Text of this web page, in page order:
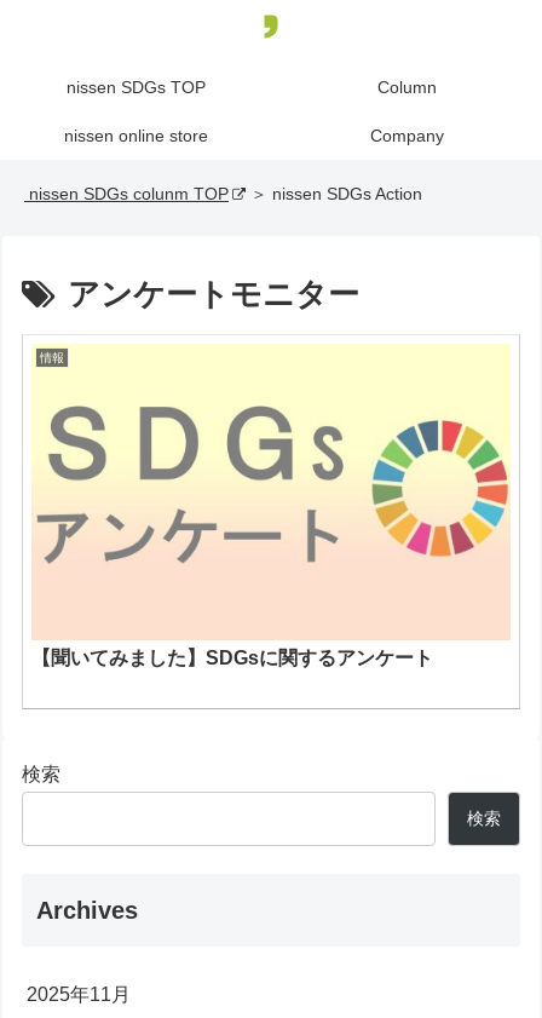
nissen SDGs TOP Column
nissen online store Company
nissen SDGs colunm TOP ＞ nissen SDGs Action
アンケートモニター
情報
【聞いてみました】SDGsに関するアンケート
検索
検索
Archives
2025年11月